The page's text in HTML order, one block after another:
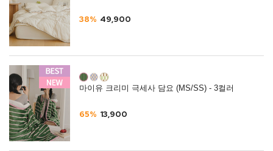
38% 49,900
마이유 크리미 극세사 담요 (MS/SS) - 3컬러
65% 13,900